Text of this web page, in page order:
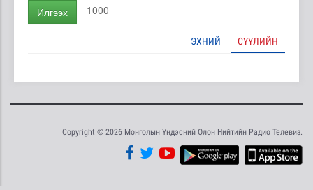
Илгээх 1000
ЭХНИЙ СҮҮЛИЙН
Copyright © 2026 Монголын Үндэсний Олон Нийтийн Радио Телевиз.